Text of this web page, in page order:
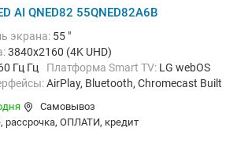
AI QNED82 55QNED82A6B
экрана: 55 "
3840x2160 (4K UHD)
Гц Гц Платформа Smart TV: LG webOS
AirPlay, Bluetooth, Chromecast Built-in,
Самовывоз
рассрочка, ОПЛАТИ, кредит